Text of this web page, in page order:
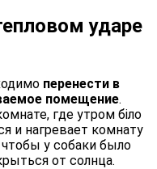
ударе
перенести в
помещение.
где утром біло
и нагревает комнату
у собаки было
от солнца.